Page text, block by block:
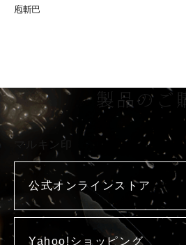
庖斬巴
製品のご
マルキン印
公式オンラインストア
Yahoo!ショッピング